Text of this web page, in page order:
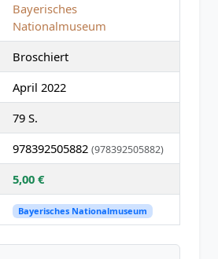
Bayerisches
Nationalmuseum
Broschiert
April 2022
79 S.
978392505882 (978392505882)
5,00 €
Bayerisches Nationalmuseum